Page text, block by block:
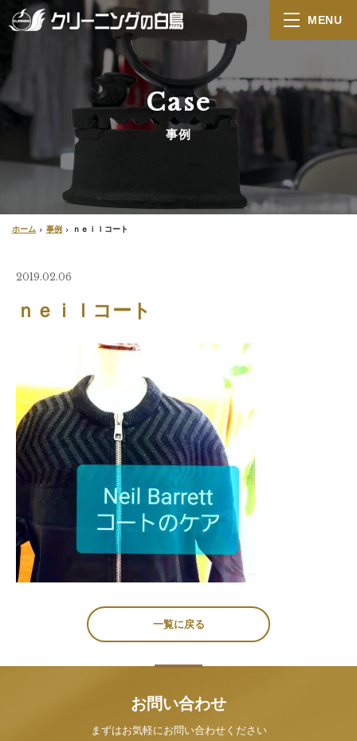
MENU
Case
事例
ホーム 事例 ｎｅｉｌコート
2019.02.06
ｎｅｉｌコート
一覧に戻る
お問い合わせ
まずはお気軽にお問い合わせください